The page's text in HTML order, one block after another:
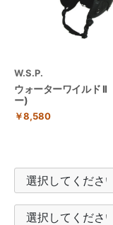
W.S.P.
ウォーターワイルド
ー)
￥8,580